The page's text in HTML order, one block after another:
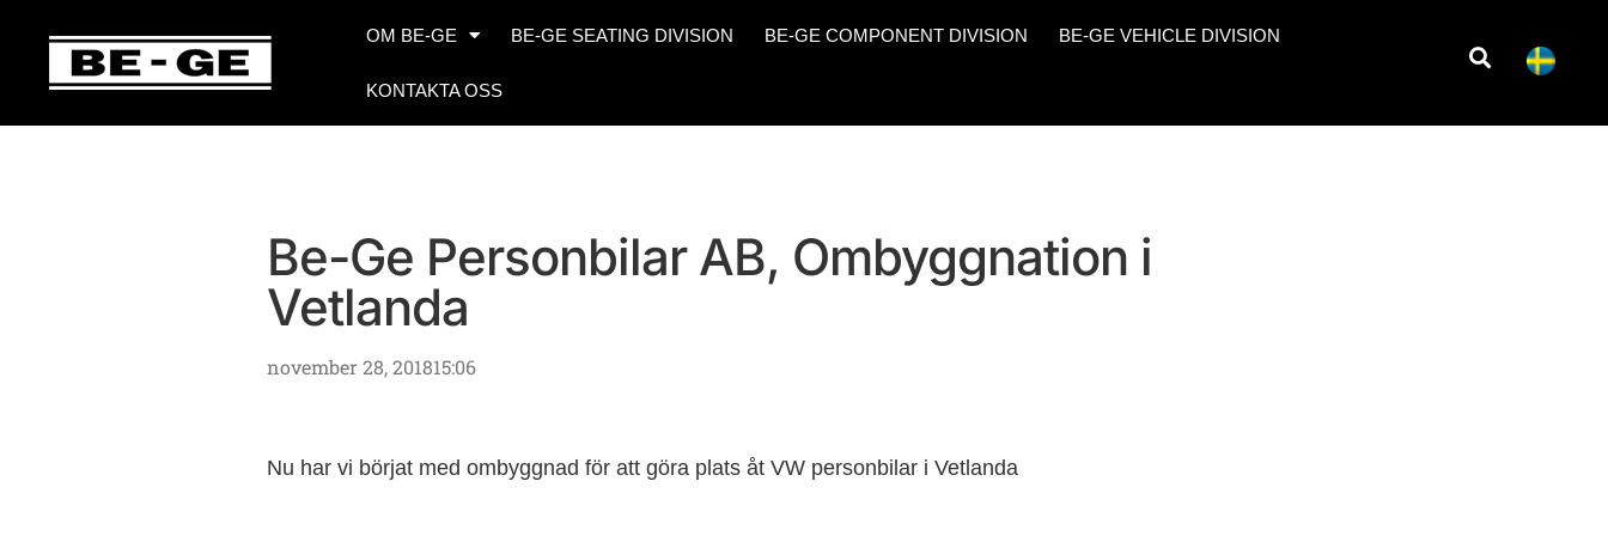
OM BE-GE BE-GE SEATING DIVISION BE-GE COMPONENT DIVISION BE-GE VEHICLE DIVISION
KONTAKTA OSS
Be-Ge Personbilar AB, Ombyggnation i
Vetlanda
november 28, 201815:06
Nu har vi börjat med ombyggnad för att göra plats åt VW personbilar i Vetlanda